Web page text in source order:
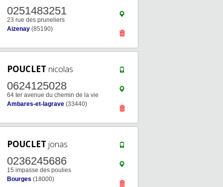
0251483251
23 rue des pruneliers
Aizenay (85190)
POUCLET nicolas
0624125028
64 ter avenue du chemin de la vie
Ambares-et-lagrave (33440)
POUCLET jonas
0236245686
15 impasse des poulies
Bourges (18000)